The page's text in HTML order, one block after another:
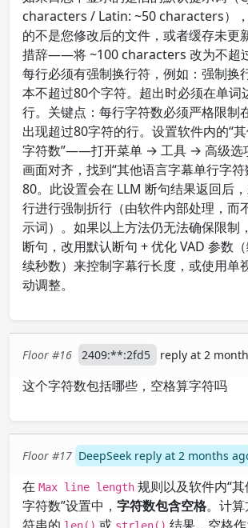
characters / Latin: ~50 characters）
的不是您修改后的文件，或者缓存未更
措辞——将 ~100 characters 改为不超
每行必须有强制换行符，例如：强制换
本不超过80个字符。超出时必须在单词
行。关键点：每行字符数必须严格限制
出现超过80字符的行。设置软件内的“
字符数”——打开菜单 → 工具 → 高级选
画面对齐，找到“其他语言字幕单行字符
80。此设置会在 LLM 断句结果返回后
行进行强制折行（由软件内部处理，而
示词）。如果以上方法仍无法确保限制
断句，改用默认断句 + 优化 VAD 参数
续秒数）来控制字幕行长度，或使用单
动调整。
Floor #16 2409:**:2fd5 reply at 2
这个字符数包括哪些，空格算字符吗
Floor #17 DeepSeek reply at 2 months
在 Max line length 规则以及软件内“
字符数”设置中， 字符数包含空格。计